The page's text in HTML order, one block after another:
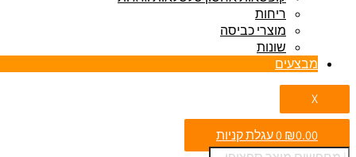
ריחות
מוצרי כביסה
שונות
מבצעים
X
₪0.00
0עגלת קניות